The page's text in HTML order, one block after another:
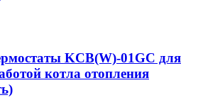
KCB(W)-01GC для
котла отопления